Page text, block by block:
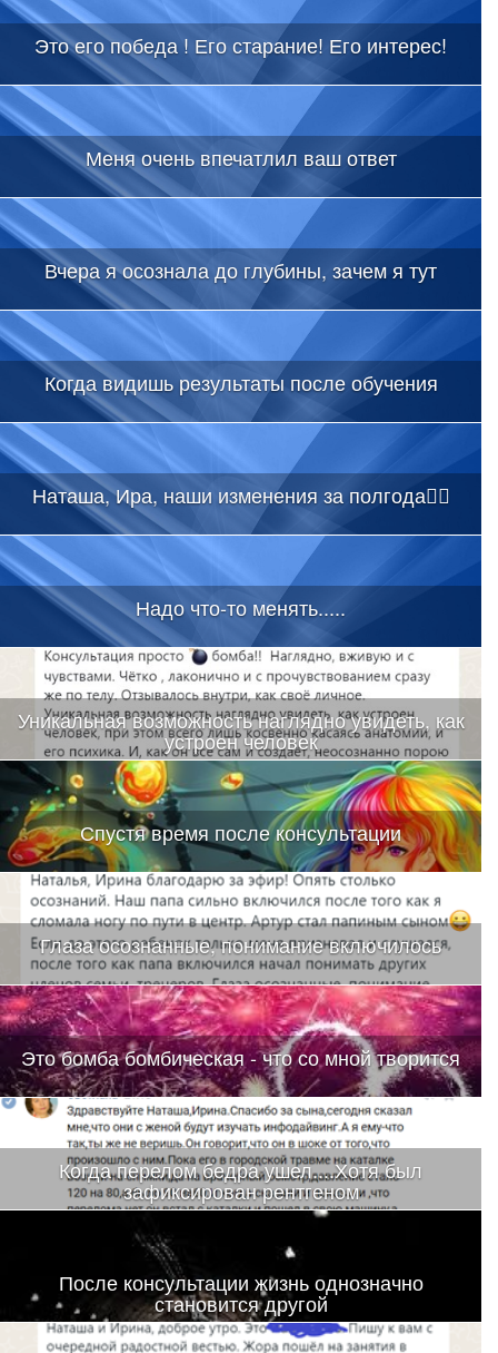
Это его победа ! Его старание! Его интерес!
Меня очень впечатлил ваш ответ
Вчера я осознала до глубины, зачем я тут
Когда видишь результаты после обучения
Наташа, Ира, наши изменения за полгода👇🏻
Надо что-то менять.....
Уникальная возможность наглядно увидеть, как
устроен человек
Спустя время после консультации
Глаза осознанные, понимание включилось
Это бомба бомбическая - что со мной творится
Когда перелом бедра ушел....Хотя был
зафиксирован рентгеном
После консультации жизнь однозначно
становится другой